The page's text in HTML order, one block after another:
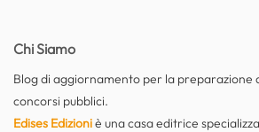
Chi Siamo
Blog di aggiornamento per la preparazione
concorsi pubblici.
Edises Edizioniè una casa editrice